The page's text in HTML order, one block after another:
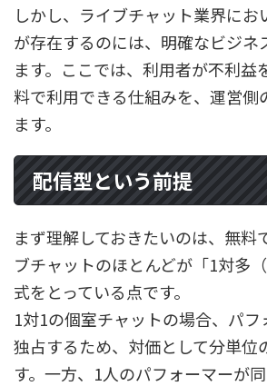
しかし、ライブチャット業界にお
が存在するのには、明確なビジネ
ます。ここでは、利用者が不利益
料で利用できる仕組みを、運営側
ます。
配信型という前提
まず理解しておきたいのは、無料
ブチャットのほとんどが「1対多
式をとっている点です。
1対1の個室チャットの場合、パ
独占するため、対価として分単位
す。一方、1人のパフォーマーが